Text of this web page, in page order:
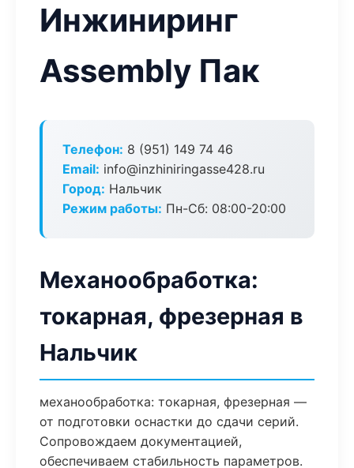
Инжиниринг
Assembly Пак
Телефон: 8 (951) 149 74 46
Email: info@inzhiniringasse428.ru
Город: Нальчик
Режим работы: Пн-Сб: 08:00-20:00
Механообработка:
токарная, фрезерная в
Нальчик
механообработка: токарная, фрезерная —
от подготовки оснастки до сдачи серий.
Сопровождаем документацией,
обеспечиваем стабильность параметров.